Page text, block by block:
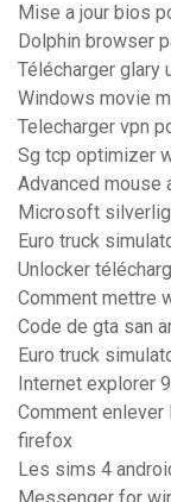
Mise a jour bios
Dolphin browser
Télécharger glary
Windows movie
Telecharger vpn
Sg tcp optimizer
Advanced mouse
Microsoft
Euro truck
Unlocker
Comment mettre
Code de gta san
Euro truck
Internet explorer
Comment
firefox
Les sims 4